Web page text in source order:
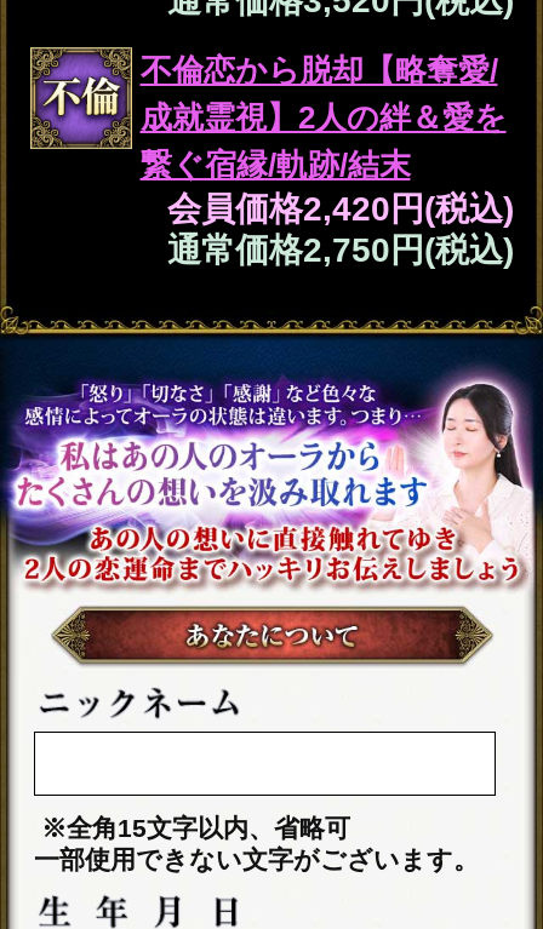
晩年まで安泰【あなたの
人生を導く霊視/全録20
項】訪れる運命＆幸福
会員価格2,255円(税込)
通常価格2,530円(税込)
良縁結び離さない【2人の
強い絆＆運命/全30項】交
際/結末◆宿縁霊視
会員価格3,025円(税込)
通常価格3,520円(税込)
ポジション＆給料UP【頼
れば即好転/仕事霊視】あ
会員価格1,980円(税込)
通常価格2,200円(税込)
隠してもまる視え【本当
の気持ち伝える全20項】